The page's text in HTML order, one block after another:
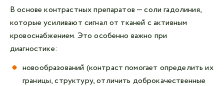
В основе контрастных препаратов — соли гадолиния,
которые усиливают сигнал от тканей с активным
кровоснабжением. Это особенно важно при
диагностике:
новообразований (контраст помогает определить их
границы, структуру, отличить доброкачественные